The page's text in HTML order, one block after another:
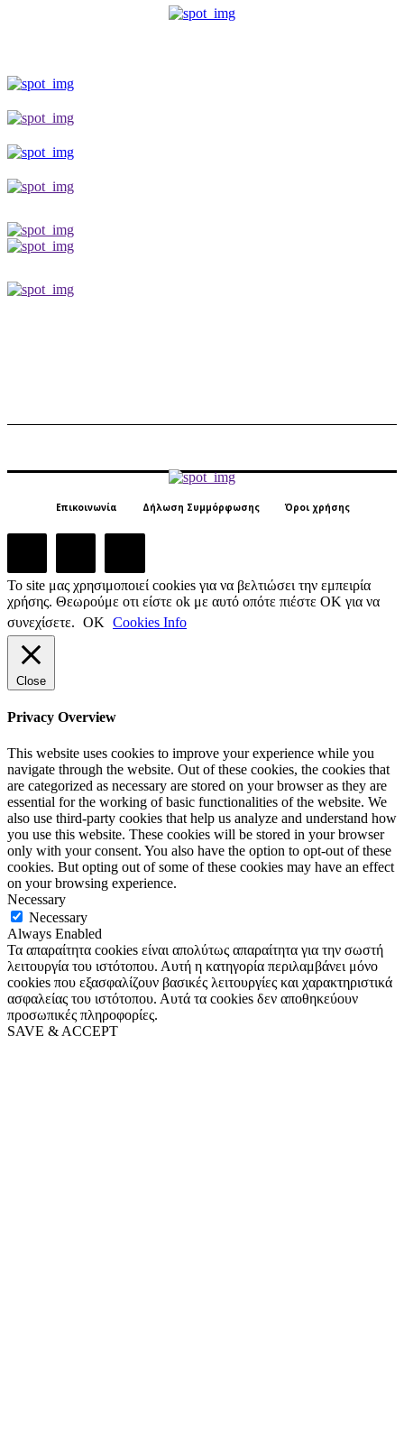
Επικοινωνία Δήλωση Συμμόρφωσης Όροι χρήσης
Το site μας χρησιμοποιεί cookies για να βελτιώσει την εμπειρία
χρήσης. Θεωρούμε οτι είστε ok με αυτό οπότε πιέστε ΟΚ για να
συνεχίσετε. ΟΚ Cookies Info
Close
Privacy Overview
This website uses cookies to improve your experience while you
navigate through the website. Out of these cookies, the cookies that
are categorized as necessary are stored on your browser as they are
essential for the working of basic functionalities of the website. We
also use third-party cookies that help us analyze and understand how
you use this website. These cookies will be stored in your browser
only with your consent. You also have the option to opt-out of these
cookies. But opting out of some of these cookies may have an effect
on your browsing experience.
Necessary
Necessary
Always Enabled
Τα απαραίτητα cookies είναι απολύτως απαραίτητα για την σωστή
λειτουργία του ιστότοπου. Αυτή η κατηγορία περιλαμβάνει μόνο
cookies που εξασφαλίζουν βασικές λειτουργίες και χαρακτηριστικά
ασφαλείας του ιστότοπου. Αυτά τα cookies δεν αποθηκεύουν
προσωπικές πληροφορίες.
SAVE & ACCEPT